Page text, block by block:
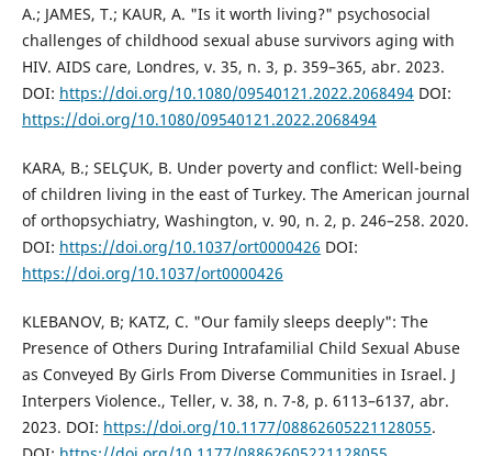
A.; JAMES, T.; KAUR, A. "Is it worth living?" psychosocial
challenges of childhood sexual abuse survivors aging with
HIV. AIDS care, Londres, v. 35, n. 3, p. 359–365, abr. 2023.
DOI: https://doi.org/10.1080/09540121.2022.2068494DOI:
https://doi.org/10.1080/09540121.2022.2068494
KARA, B.; SELÇUK, B. Under poverty and conflict: Well-being
of children living in the east of Turkey. The American journal
of orthopsychiatry, Washington, v. 90, n. 2, p. 246–258. 2020.
DOI: https://doi.org/10.1037/ort0000426 DOI:
https://doi.org/10.1037/ort0000426
KLEBANOV, B; KATZ, C. "Our family sleeps deeply": The
Presence of Others During Intrafamilial Child Sexual Abuse
as Conveyed By Girls From Diverse Communities in Israel. J
Interpers Violence., Teller, v. 38, n. 7-8, p. 6113–6137, abr.
2023. DOI: https://doi.org/10.1177/08862605221128055.